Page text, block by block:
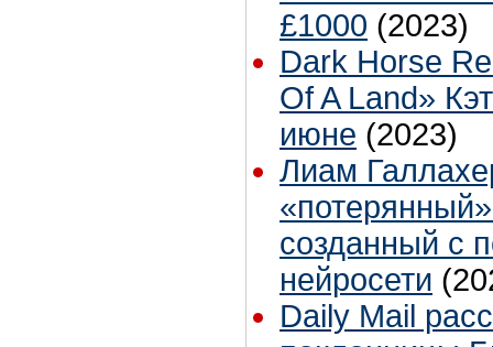
£1000 (2023)
Dark Horse
Of A Land»
июне (2023)
Лиам
созданный с
нейросети
Daily Mail